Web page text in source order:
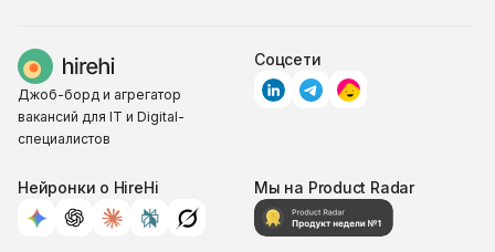
Джоб-борд и агрегатор
вакансий для IT и Digital-
специалистов
Соцсети
Нейронки о HireHi Мы на Product Radar